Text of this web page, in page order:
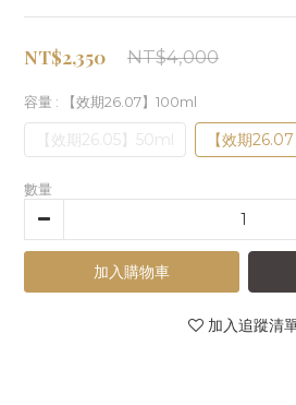
NT$4,000
NT$2,350
容量 : 【效期26.07】100ml
【效期26.05】50ml 【效期
數量
加入購物車
加入追蹤清